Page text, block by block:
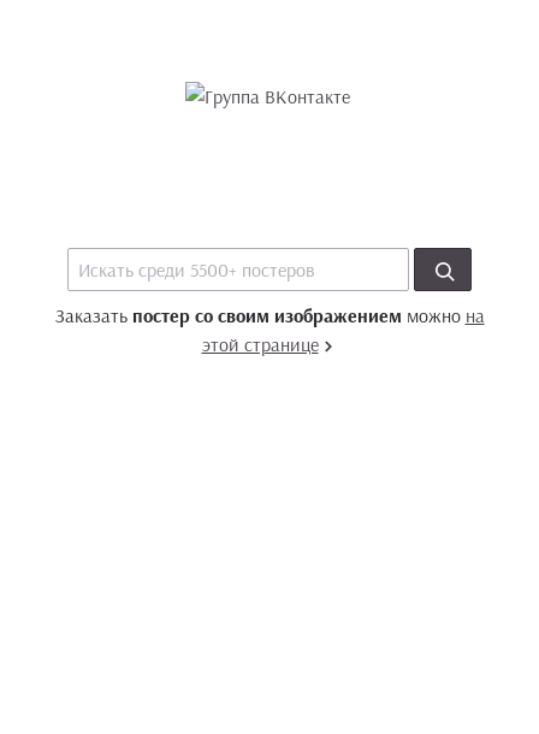
Заказать постер со своим изображением можно на
этой странице